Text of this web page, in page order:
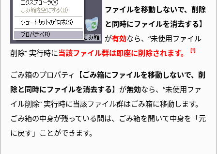
ファイルを移動しないで、削除
と同時にファイルを消去する】
が有効なら、 “未使用ファイル
削除” 実行時に当該ファイル群は即座に削除されます。
ごみ箱のプロパティ【ごみ箱にファイルを移動しないで、削
除と同時にファイルを消去する】が無効なら、 “未使用ファ
イル削除” 実行時に当該ファイル群はごみ箱に移動します。
ごみ箱の中身が残っている間は、ごみ箱を開いて中身を「元
に戻す」ことができます。